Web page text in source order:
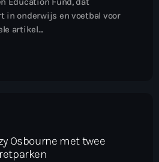
in onderwijs en voetbal voor
artikel...
Osbourne met twee